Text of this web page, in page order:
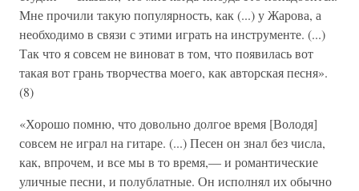
Мне прочили такую популярность, как (...) у Жарова, а
необходимо в связи с этими играть на инструменте. (...)
Так что я совсем не виноват в том, что появилась вот
такая вот грань творчества моего, как авторская песня».
(8)
«Хорошо помню, что довольно долгое время [Володя]
совсем не играл на гитаре. (...) Песен он знал без числа,
как, впрочем, и все мы в то время,— и романтические
уличные песни, и полублатные. Он исполнял их обычно